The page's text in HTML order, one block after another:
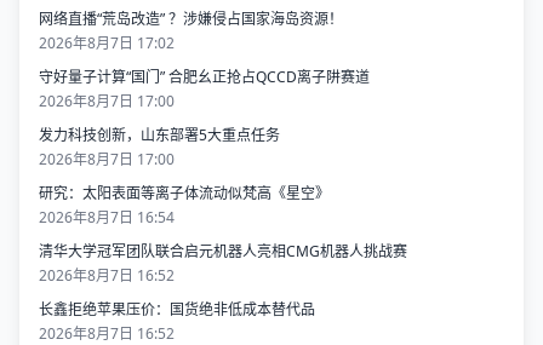
网络直播“荒岛改造” ？涉嫌侵占国家海岛资源！
2026年8月7日 17:02
守好量子计算“国门” 合肥幺正抢占QCCD离子阱赛道
2026年8月7日 17:00
发力科技创新，山东部署5大重点任务
2026年8月7日 17:00
研究：太阳表面等离子体流动似梵高《星空》
2026年8月7日 16:54
清华大学冠军团队联合启元机器人亮相CMG机器人挑战赛
2026年8月7日 16:52
长鑫拒绝苹果压价：国货绝非低成本替代品
2026年8月7日 16:52